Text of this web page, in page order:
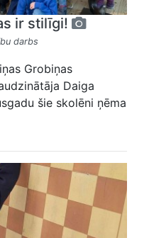
ir stilīgi!
darbs
Grobiņas
Daiga
šie skolēni ņēma